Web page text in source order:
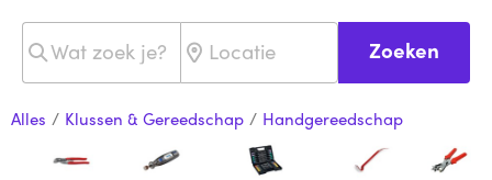
Zoeken
Alles / Klussen & Gereedschap / Handgereedschap